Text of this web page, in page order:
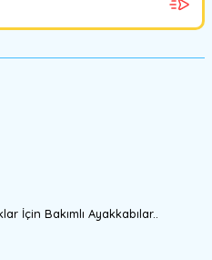
İçin Bakımlı Ayakkabılar..